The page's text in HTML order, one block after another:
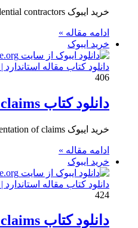
خرید ایبوک Construction claims manual for residential contractors برای دانلود ایبوک Construction claims manual for residential contractors و خرید کتابچه…
ادامه مقاله »
خرید ایبوک
دانلود کتاب مقاله
406
دانلود کتاب construction claims deskbook management documentation and presentation of claims
خرید ایبوک construction claims deskbook management documentation and presentation of claims برای دانلود ایبوک construction claims deskbook management documentation and…
ادامه مقاله »
خرید ایبوک
دانلود کتاب مقاله
424
دانلود کتاب Handbook of construction law and claims